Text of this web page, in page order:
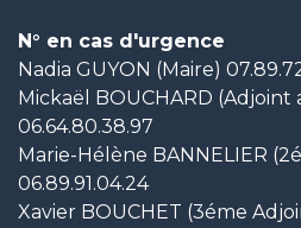
N° en cas d'urgence
Nadia GUYON (Maire)
Mickaël BOUCHARD (Adjoint
06.64.80.38.97
Marie-Hélène BANNELIER
06.89.91.04.24
Xavier BOUCHET (3éme